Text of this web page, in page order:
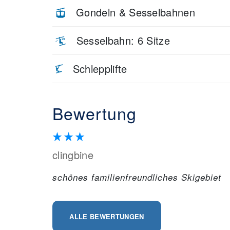
Gondeln & Sesselbahnen
Sesselbahn: 6 Sitze
Schlepplifte
Bewertung
clingbine
schönes familienfreundliches Skigebiet
ALLE BEWERTUNGEN